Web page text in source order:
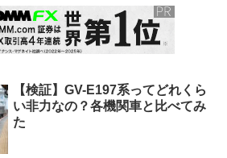
【検証】GV-E197系ってどれくら
い非力なの？各機関車と比べてみ
た